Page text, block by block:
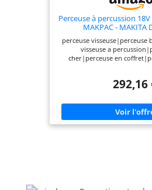
Perceuse à percussion 18V
MAKPAC - MAKITA
perceuse visseuse|perceuse
visseuse a
cher|perceuse en
292,16